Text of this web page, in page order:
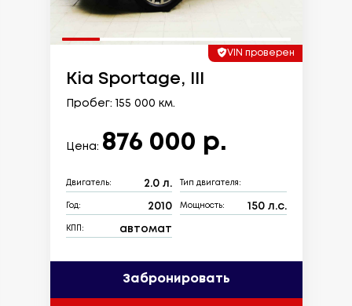
VIN проверен
Kia Sportage, III
Пробег: 155 000 км.
Цена: 876 000 р.
Двигатель: 2.0 л. Тип двигателя:
Год: 2010 Мощность: 150 л.с.
КПП: автомат
Забронировать